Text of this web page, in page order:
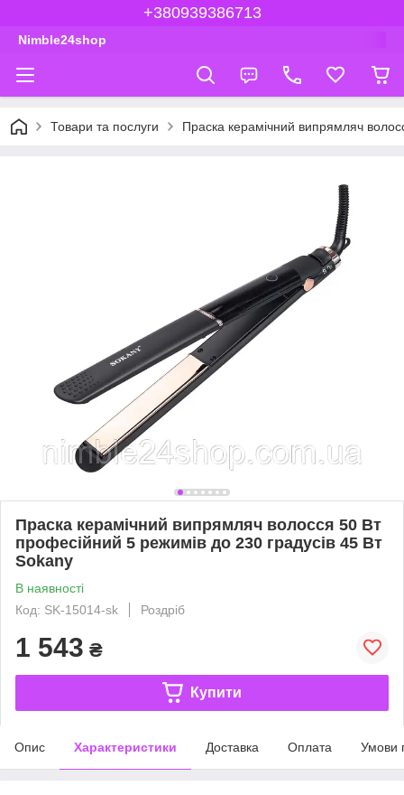
+380939386713
Nimble24shop
Товари та послуги Праска керамічний випрямляч
Праска керамічний випрямляч волосся 50 Вт
професійний 5 режимів до 230 градусів 45 Вт
Sokany
В наявності
Код: SK-15014-sk
Роздріб
1 543 ₴
Купити
Опис Характеристики Доставка Оплата Умови